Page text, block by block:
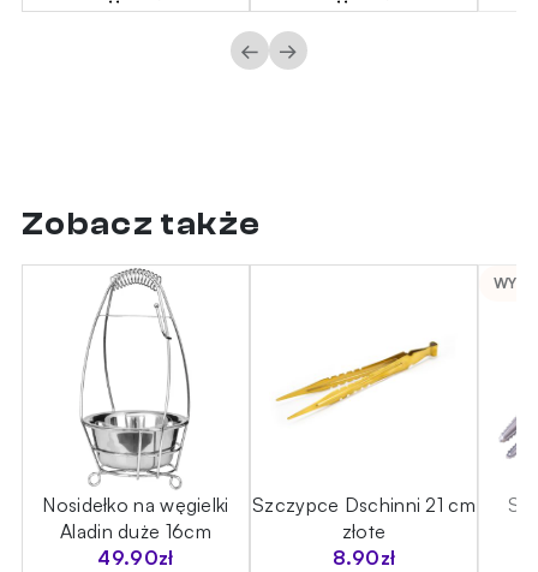
← →
Zobacz także
Nosidełko na węgielki
Aladin duże 16cm
49.90zł
Szczypce Dschinni 21 cm
złote
8.90zł